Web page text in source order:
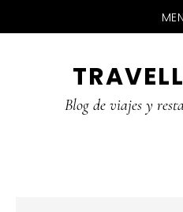
Blog de viajes y